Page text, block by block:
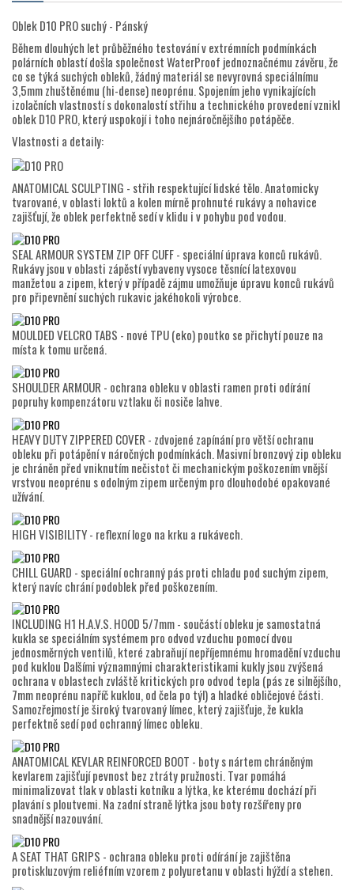
Oblek D10 PRO suchý - Pánský
Během dlouhých let průběžného testování v extrémních podmínkách
polárních oblastí došla společnost WaterProof jednoznačnému závěru, že
co se týká suchých obleků, žádný materiál se nevyrovná speciálnímu
3,5mm zhuštěnému (hi-dense) neoprénu. Spojením jeho vynikajících
izolačních vlastností s dokonalostí střihu a technického provedení vznikl
oblek D10 PRO, který uspokojí i toho nejnáročnějšího potápěče.
Vlastnosti a detaily:
ANATOMICAL SCULPTING - střih respektující lidské tělo. Anatomicky
tvarované, v oblasti loktů a kolen mírně prohnuté rukávy a nohavice
zajišťují, že oblek perfektně sedí v klidu i v pohybu pod vodou.
SEAL ARMOUR SYSTEM ZIP OFF CUFF - speciální úprava konců rukávů.
Rukávy jsou v oblasti zápěstí vybaveny vysoce těsnící latexovou
manžetou a zipem, který v případě zájmu umožňuje úpravu konců rukávů
pro připevnění suchých rukavic jakéhokoli výrobce.
MOULDED VELCRO TABS - nové TPU (eko) poutko se přichytí pouze na
místa k tomu určená.
SHOULDER ARMOUR - ochrana obleku v oblasti ramen proti odírání
popruhy kompenzátoru vztlaku či nosiče lahve.
HEAVY DUTY ZIPPERED COVER - zdvojené zapínání pro větší ochranu
obleku při potápění v náročných podmínkách. Masivní bronzový zip obleku
je chráněn před vniknutím nečistot či mechanickým poškozením vnější
vrstvou neoprénu s odolným zipem určeným pro dlouhodobé opakované
užívání.
HIGH VISIBILITY - reflexní logo na krku a rukávech.
CHILL GUARD - speciální ochranný pás proti chladu pod suchým zipem,
který navíc chrání podoblek před poškozením.
INCLUDING H1 H.A.V.S. HOOD 5/7mm - součástí obleku je samostatná
kukla se speciálním systémem pro odvod vzduchu pomocí dvou
jednosměrných ventilů, které zabraňují nepříjemnému hromadění vzduchu
pod kuklou Dalšími významnými charakteristikami kukly jsou zvýšená
ochrana v oblastech zvláště kritických pro odvod tepla (pás ze silnějšího,
7mm neoprénu napříč kuklou, od čela po týl) a hladké obličejové části.
Samozřejmostí je široký tvarovaný límec, který zajišťuje, že kukla
perfektně sedí pod ochranný límec obleku.
ANATOMICAL KEVLAR REINFORCED BOOT - boty s nártem chráněným
kevlarem zajišťují pevnost bez ztráty pružnosti. Tvar pomáhá
minimalizovat tlak v oblasti kotníku a lýtka, ke kterému dochází při
plavání s ploutvemi. Na zadní straně lýtka jsou boty rozšířeny pro
snadnější nazouvání.
A SEAT THAT GRIPS - ochrana obleku proti odírání je zajištěna
protiskluzovým reliéfním vzorem z polyuretanu v oblasti hýždí a stehen.